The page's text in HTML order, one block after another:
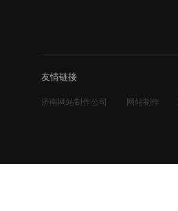
友情链接
济南网站制作公司 网站制作